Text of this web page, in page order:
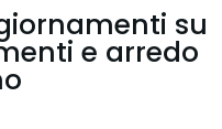
su
e arredo